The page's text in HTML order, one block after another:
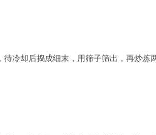
冷却后捣成细末，用筛子筛出，再炒炼